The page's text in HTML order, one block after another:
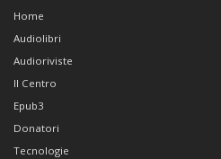
Home
Audiolibri
Audioriviste
Il Centro
Epub3
Donatori
Tecnologie